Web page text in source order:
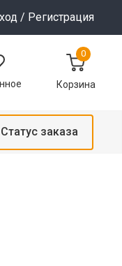
/ Регистрация
0
Корзина
Статус заказа